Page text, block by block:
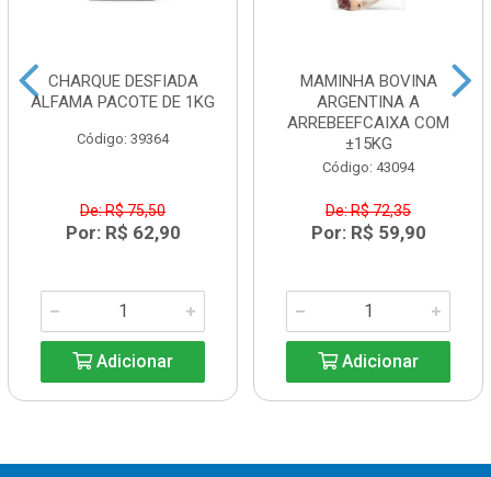
CHARQUE DESFIADA
ALFAMA PACOTE DE 1KG
Código: 39364
De: R$ 75,50
Por: R$ 62,90
Adicionar
MAMINHA BOVINA
ARGENTINA A
ARREBEEFCAIXA COM
±15KG
Código: 43094
De: R$ 72,35
Por: R$ 59,90
Adicionar